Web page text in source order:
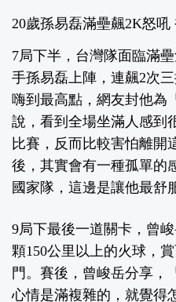
20歲孫易磊滿壘飆2K怒吼
7局下半，台灣隊面臨滿
手孫易磊上陣，連飆2次
嗨到最高點，網友封他為
說，看到全場坐滿人感到
比賽，反而比較害怕離開
後，其實會有一種孤單的
國家隊，這邊是讓他最舒
9局下最後一道關卡，曾
顆150公里以上的火球，
門。賽後，曾峻岳分享，
心情是滿複雜的，就覺得